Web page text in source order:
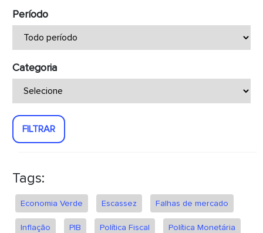
Período
Categoria
FILTRAR
Tags:
Economia Verde Escassez Falhas de mercado
Inflação PIB Política Fiscal Política Monetária